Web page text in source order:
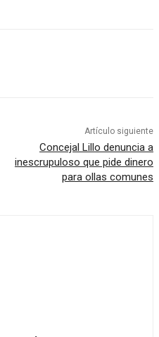
Artículo siguiente
Concejal Lillo denuncia a
inescrupuloso que pide dinero
para ollas comunes